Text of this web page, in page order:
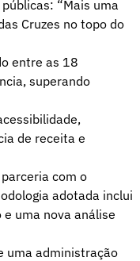
“Mais uma
Cruzes no topo do
entre as 18
superando
de receita e
com o
adotada inclui
uma nova análise
uma administração